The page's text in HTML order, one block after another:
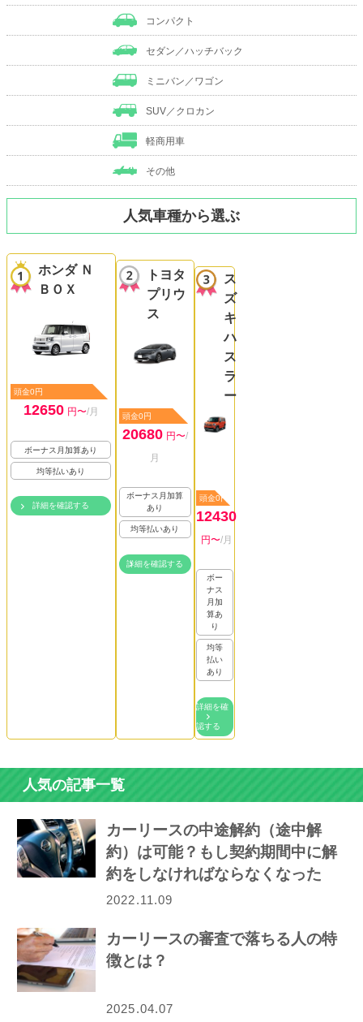
コンパクト
セダン／ハッチバック
ミニバン／ワゴン
SUV／クロカン
軽商用車
その他
人気車種から選ぶ
ホンダ Ｎ
ＢＯＸ
頭金0円
12650 円〜/月
ボーナス月加算あり
均等払いあり
詳細を確認する
トヨタ
プリウ
ス
頭金0円
20680 円〜/
月
ボーナス月加算
あり
均等払いあり
詳細を確認する
ス
ズ
キ
ハ
ス
ラ
ー
頭金0円
12430
円〜/月
ボー
ナス
月加
算あ
り
均等
払い
あり
詳細を確
認する
人気の記事一覧
カーリースの中途解約（途中解
約）は可能？もし契約期間中に解
約をしなければならなくなった
ら…
2022.11.09
カーリースの審査で落ちる人の特
徴とは？
2025.04.07